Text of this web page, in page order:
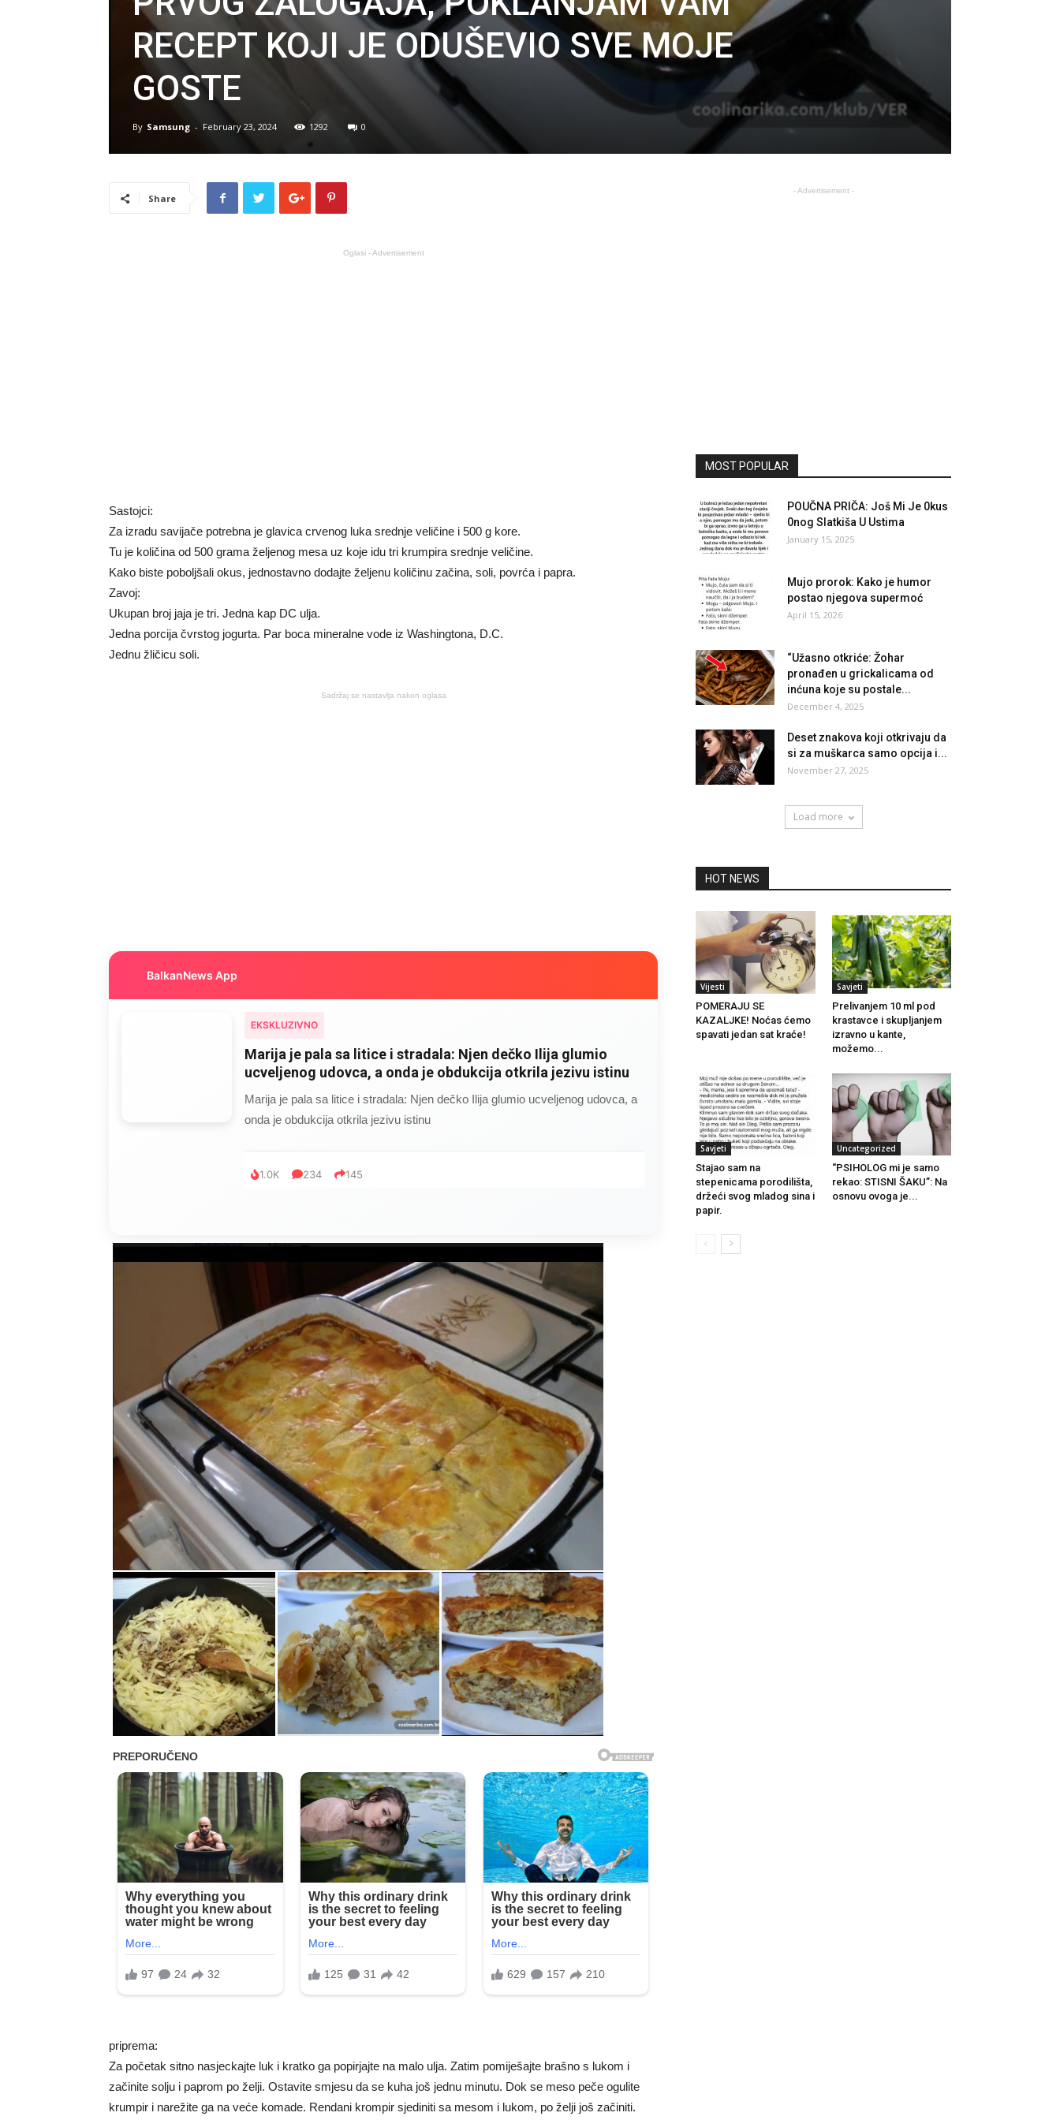
RECEPT KOJI JE ODUŠEVIO SVE MOJE
GOSTE
By Samsung - February 23, 2024 1292 0
Share
Oglasi - Advertisement
Sastojci:
Za izradu savijače potrebna je glavica crvenog luka srednje veličine i 500 g kore.
Tu je količina od 500 grama željenog mesa uz koje idu tri krumpira srednje veličine.
Kako biste poboljšali okus, jednostavno dodajte željenu količinu začina, soli, povrća i papra.
Zavoj:
Ukupan broj jaja je tri. Jedna kap DC ulja.
Jedna porcija čvrstog jogurta. Par boca mineralne vode iz Washingtona, D.C.
Jednu žličicu soli.
Sadržaj se nastavlja nakon oglasa
BalkanNews App
EKSKLUZIVNO
Marija je pala sa litice i stradala: Njen dečko Ilija glumio
ucveljenog udovca, a onda je obdukcija otkrila jezivu istinu
Marija je pala sa litice i stradala: Njen dečko Ilija glumio ucveljenog udovca, a
onda je obdukcija otkrila jezivu istinu
1.0K 234 145
priprema:
Za početak sitno nasjeckajte luk i kratko ga popirjajte na malo ulja. Zatim pomiješajte brašno s lukom i
začinite solju i paprom po želji. Ostavite smjesu da se kuha još jednu minutu. Dok se meso peče ogulite
krumpir i narežite ga na veće komade. Rendani krompir sjediniti sa mesom i lukom, po želji još začiniti.
- Advertisement -
MOST POPULAR
POUČNA PRIČA: Još Mi Je 0kus
0nog Slatkiša U Ustima
January 15, 2025
Mujo prorok: Kako je humor
postao njegova supermoć
April 15, 2026
“Užasno otkriće: Žohar
pronađen u grickalicama od
inćuna koje su postale...
December 4, 2025
Deset znakova koji otkrivaju da
si za muškarca samo opcija i...
November 27, 2025
Load more
HOT NEWS
Vijesti
POMERAJU SE
KAZALJKE! Noćas ćemo
spavati jedan sat kraće!
Savjeti
Prelivanjem 10 ml pod
krastavce i skupljanjem
izravno u kante,
možemo...
Savjeti
Stajao sam na
stepenicama porodilišta,
držeći svog mladog sina i
papir.
Uncategorized
“PSIHOLOG mi je samo
rekao: STISNI ŠAKU”: Na
osnovu ovoga je...